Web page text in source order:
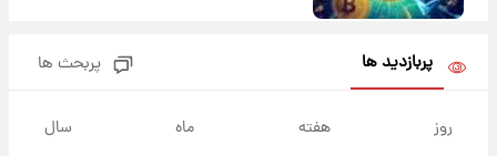
تاریخ اعلام نتایج نهایی دکتری مشخص شد پربازدید ها پربحث ها
روز هفته ماه سال